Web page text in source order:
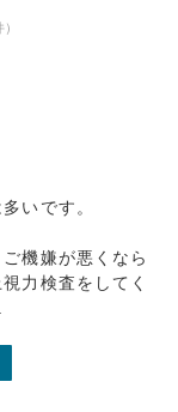
いです。
機嫌が悪くなら
力検査をしてく